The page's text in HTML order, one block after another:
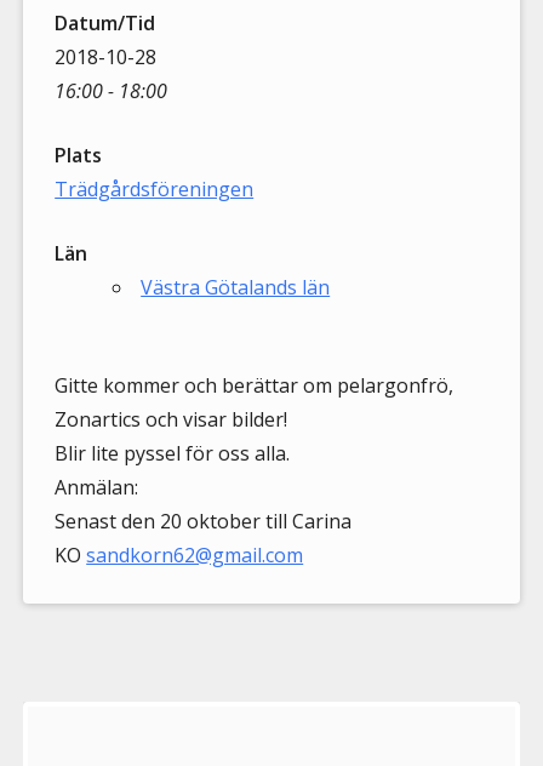
Datum/Tid
2018-10-28
16:00 - 18:00
Plats
Trädgårdsföreningen
Län
Västra Götalands län
Gitte kommer och berättar om pelargonfrö,
Zonartics och visar bilder!
Blir lite pyssel för oss alla.
Anmälan:
Senast den 20 oktober till Carina
KOsandkorn62@gmail.com